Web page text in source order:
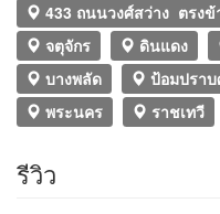
433 ถนนวงศ์สว่าง ตรง
จตุจักร
ดินแดง
บางพลัด
ป้อมปรา
พระนคร
ราชเทวี
รีวิว